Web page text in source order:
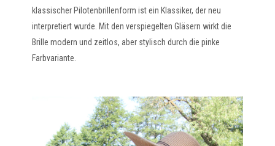
klassischer Pilotenbrillenform ist ein Klassiker, der neu
interpretiert wurde. Mit den verspiegelten Gläsern wirkt die
Brille modern und zeitlos, aber stylisch durch die pinke
Farbvariante.